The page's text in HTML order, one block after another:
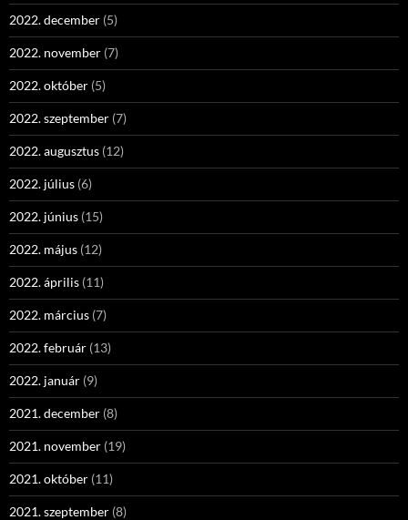
2022. december (5)
2022. november (7)
2022. október (5)
2022. szeptember (7)
2022. augusztus (12)
2022. július (6)
2022. június (15)
2022. május (12)
2022. április (11)
2022. március (7)
2022. február (13)
2022. január (9)
2021. december (8)
2021. november (19)
2021. október (11)
2021. szeptember (8)